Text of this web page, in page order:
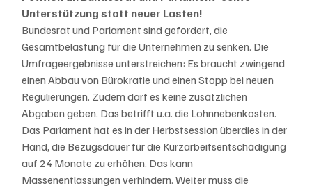
Unterstützung statt neuer Lasten!
Bundesrat und Parlament sind gefordert, die
Gesamtbelastung für die Unternehmen zu senken. Die
Umfrageergebnisse unterstreichen: Es braucht zwingend
einen Abbau von Bürokratie und einen Stopp bei neuen
Regulierungen. Zudem darf es keine zusätzlichen
Abgaben geben. Das betrifft u.a. die Lohnnebenkosten.
Das Parlament hat es in der Herbstsession überdies in der
Hand, die Bezugsdauer für die Kurzarbeitsentschädigung
auf 24 Monate zu erhöhen. Das kann
Massenentlassungen verhindern. Weiter muss die